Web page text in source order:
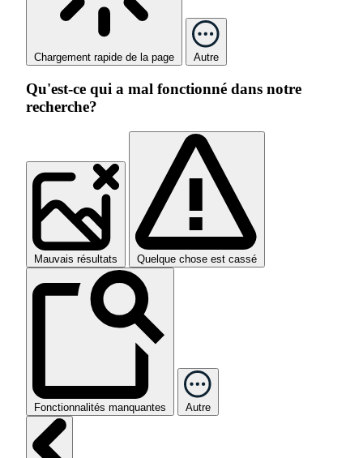
Chargement rapide de la page Autre
Qu'est-ce qui a mal fonctionné dans notre
recherche?
Mauvais résultats Quelque chose est cassé
Fonctionnalités manquantes Autre